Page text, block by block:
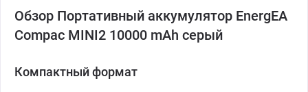
Обзор Портативный аккумулятор EnergEA
Compac MINI2 10000 mAh серый
Компактный формат